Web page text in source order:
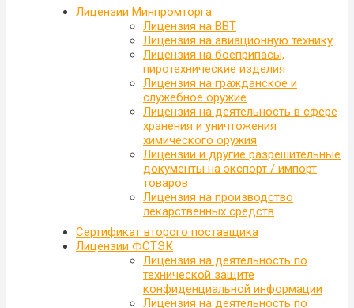
Лицензии Минпромторга
Лицензия на ВВТ
Лицензия на авиационную технику
Лицензия на боеприпасы,
пиротехнические изделия
Лицензия на гражданское и
служебное оружие
Лицензия на деятельность в сфере
хранения и уничтожения
химического оружия
Лицензии и другие разрешительные
документы на экспорт / импорт
товаров
Лицензия на производство
лекарственных средств
Сертификат второго поставщика
Лицензии ФСТЭК
Лицензия на деятельность по
технической защите
конфиденциальной информации
Лицензия на деятельность по